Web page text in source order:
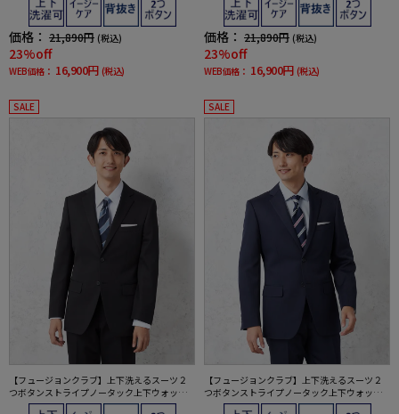
価格： 21,890円 (税込)
23%off
WEB価格： 16,900円 (税込)
価格： 21,890円 (税込)
23%off
WEB価格： 16,900円 (税込)
SALE
【フュージョンクラブ】上下洗えるスーツ２
つボタンストライプノータック上下ウォッシ
ャブル通年ポリエステル100%
SALE
【フュージョンクラブ】上下洗えるスーツ２
つボタンストライプノータック上下ウォッシ
ャブル通年ポリエステル100%